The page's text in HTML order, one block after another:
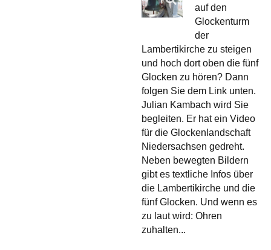
auf den
Glockenturm
der
Lambertikirche zu steigen
und hoch dort oben die fünf
Glocken zu hören? Dann
folgen Sie dem Link unten.
Julian Kambach wird Sie
begleiten. Er hat ein Video
für die Glockenlandschaft
Niedersachsen gedreht.
Neben bewegten Bildern
gibt es textliche Infos über
die Lambertikirche und die
fünf Glocken. Und wenn es
zu laut wird: Ohren
zuhalten...